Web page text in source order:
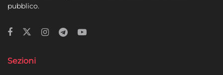
pubblico.
Sezioni